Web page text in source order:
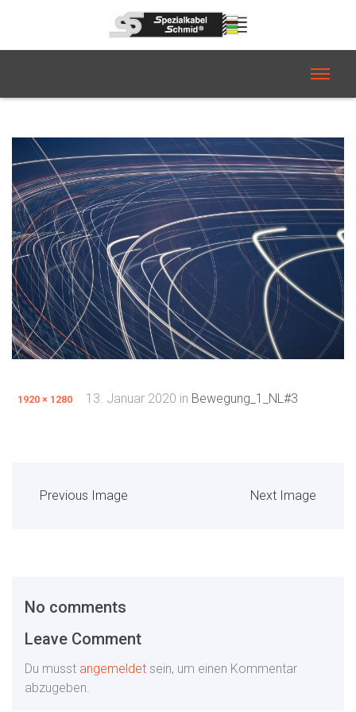
1920 × 1280 13. Januar 2020 in Bewegung_1_NL#3
Previous Image Next Image
No comments
Leave Comment
Du musst angemeldet sein, um einen Kommentar
abzugeben.